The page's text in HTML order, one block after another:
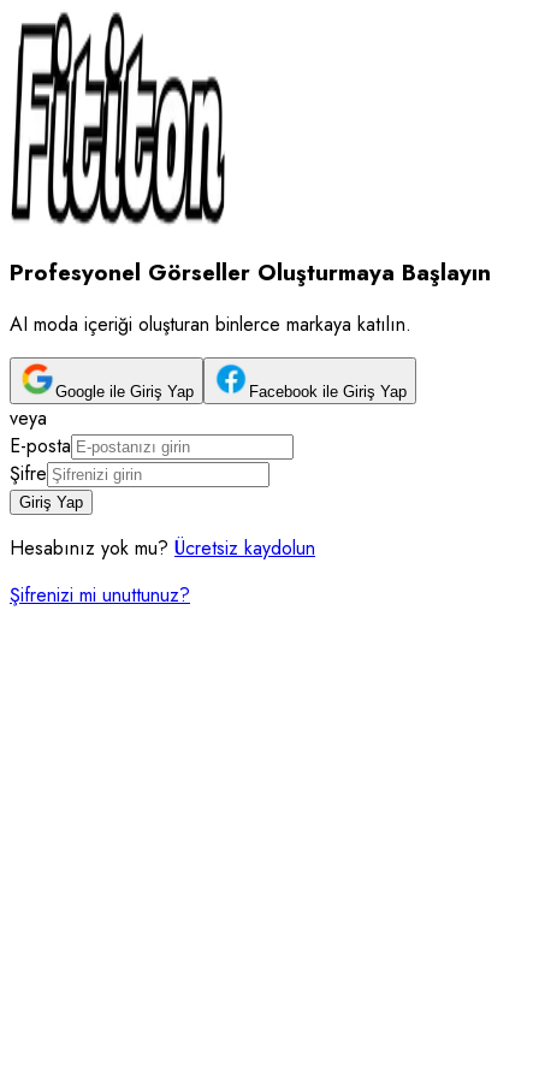
Profesyonel Görseller Oluşturmaya Başlayın
AI moda içeriği oluşturan binlerce markaya katılın.
Google ile Giriş Yap Facebook ile Giriş Yap
veya
E-posta
Şifre
Giriş Yap
Hesabınız yok mu? Ücretsiz kaydolun
Şifrenizi mi unuttunuz?